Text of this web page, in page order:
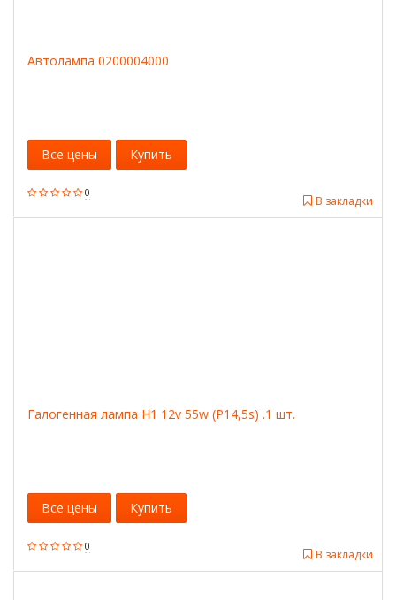
Автолампа 0200004000
0
В закладки
Все цены Купить
Галогенная лампа H1 12v 55w (P14,5s) .1 шт.
0
В закладки
Все цены Купить